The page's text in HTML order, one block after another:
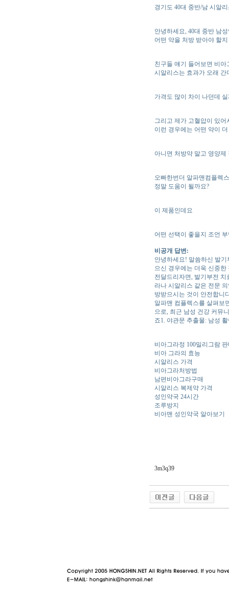
경기도 40대 중반/남 시알
안녕하세요, 40대 중반 남
어떤 약을 처방 받아야 할
친구들 얘기 들어보면 비
시알리스는 효과가 오래
가격도 많이 차이 나던데
그리고 제가 고혈압이 있
이런 경우에는 어떤 약이
아니면 처방약 말고 영양제
오빠한번더 알파맨컴플렉
정말 도움이 될까요?
이 제품인데요
어떤 선택이 좋을지 조언
비공개 답변:
안녕하세요! 말씀하신 발
으신 경우에는 더욱 신중
전달드리자면, 발기부전
라나 시알리스 같은 전문
방받으시는 것이 안전합니
알파맨 컴플렉스를 살펴보
으로, 최근 남성 건강 커뮤
죠1. 야관문 추출물: 남성
비아그라정 100밀리그람
비아 그라의 효능
시알리스 가격
비아그라처방법
남편비아그라구매
시알리스 복제약 가격
성인약국 24시간
조루방지
비아맨 성인약국 알아보기
3m3q39